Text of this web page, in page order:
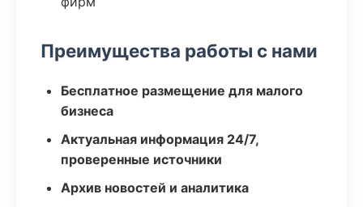
Преимущества работы с нами
Бесплатное размещение для малого
бизнеса
Актуальная информация 24/7,
проверенные источники
Архив новостей и аналитика